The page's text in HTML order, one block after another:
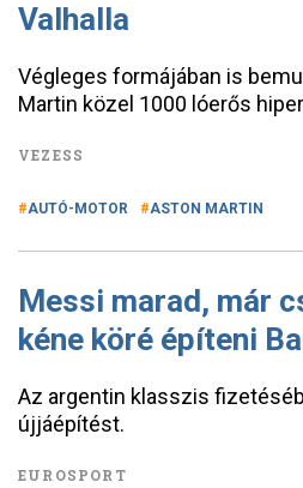
Valhalla
Végleges formájában is
Martin közel 1000 lóerős
VEZESS
AUTÓ-MOTOR ASTON MARTIN
Messi marad, már
kéne köré építeni
Az argentin klasszis
újjáépítést.
EUROSPORT